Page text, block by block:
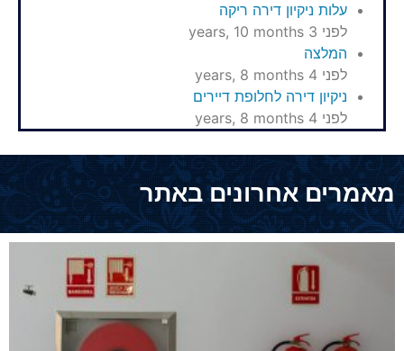
עלות ניקיון דירה ריקה
לפני 3 years, 10 months
המלצה
לפני 4 years, 8 months
ניקיון דירה לחלופת דיירים
לפני 4 years, 8 months
מאמרים אחרונים באתר